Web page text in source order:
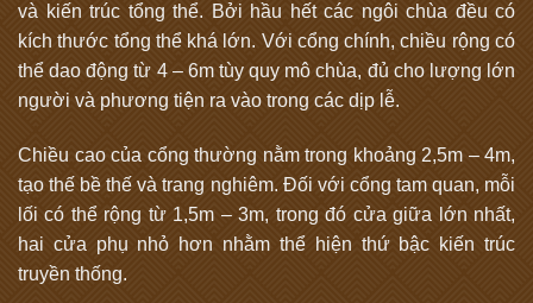
và kiến trúc tổng thể. Bởi hầu hết các ngôi chùa đều có
kích thước tổng thể khá lớn. Với cổng chính, chiều rộng có
thể dao động từ 4 – 6m tùy quy mô chùa, đủ cho lượng lớn
người và phương tiện ra vào trong các dịp lễ.
Chiều cao của cổng thường nằm trong khoảng 2,5m – 4m,
tạo thế bề thế và trang nghiêm. Đối với cổng tam quan, mỗi
lối có thể rộng từ 1,5m – 3m, trong đó cửa giữa lớn nhất,
hai cửa phụ nhỏ hơn nhằm thể hiện thứ bậc kiến trúc
truyền thống.